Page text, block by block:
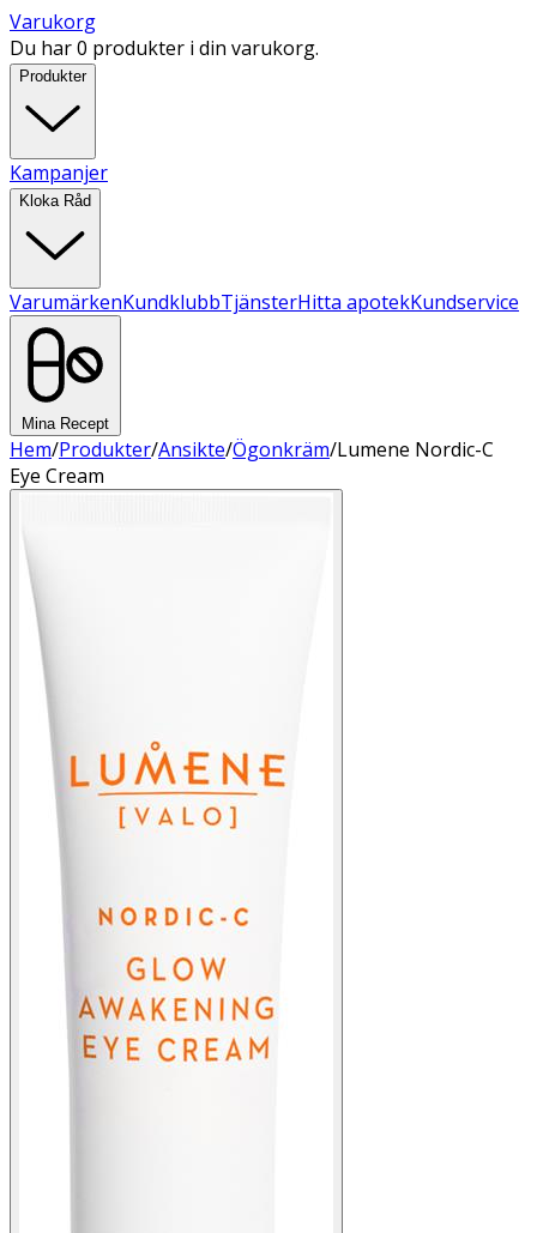
Varukorg
Du har 0 produkter i din varukorg.
Produkter
Kampanjer
Kloka Råd
VarumärkenKundklubbTjänsterHitta apotekKundservice
Mina Recept
Hem/Produkter/Ansikte/Ögonkräm/Lumene Nordic-C
Eye Cream